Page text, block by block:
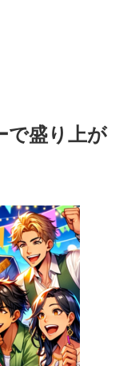
で盛り上が